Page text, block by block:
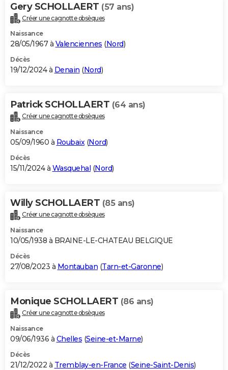
Gery SCHOLLAERT (57 ans)
Créer une cagnotte obsèques
Naissance
28/05/1967 à Valenciennes (Nord)
Décès
19/12/2024 à Denain (Nord)
Patrick SCHOLLAERT (64 ans)
Créer une cagnotte obsèques
Naissance
05/09/1960 à Roubaix(Nord)
Décès
15/11/2024 à Wasquehal (Nord)
Willy SCHOLLAERT (85 ans)
Créer une cagnotte obsèques
Naissance
10/05/1938 à BRAINE-LE-CHATEAU BELGIQUE
Décès
27/08/2023 à Montauban (Tarn-et-Garonne)
Monique SCHOLLAERT (86 ans)
Créer une cagnotte obsèques
Naissance
09/06/1936 à Chelles (Seine-et-Marne)
Décès
21/12/2022 à Tremblay-en-France (Seine-Saint-Denis)